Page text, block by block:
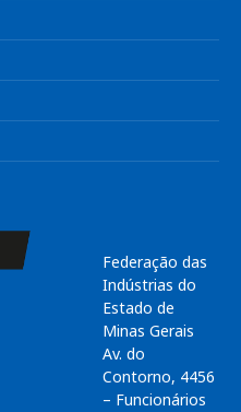
Federação das
Indústrias do
Estado de
Minas Gerais
Av. do
Contorno, 4456
– Funcionários